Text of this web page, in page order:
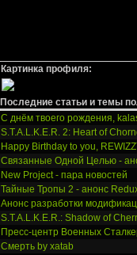
Картинка профиля:
Последние статьи и темы
С днём твоего рождения,
S.T.A.L.K.E.R. 2: Heart of
Happy Birthday to you,
Связанные Одной Целью -
New Project - пара новостей
Тайные Тропы 2 - анонс
Анонс разработки
S.T.A.L.K.E.R.: Shadow of
Пресс-центр Военных
Смерть by xatab